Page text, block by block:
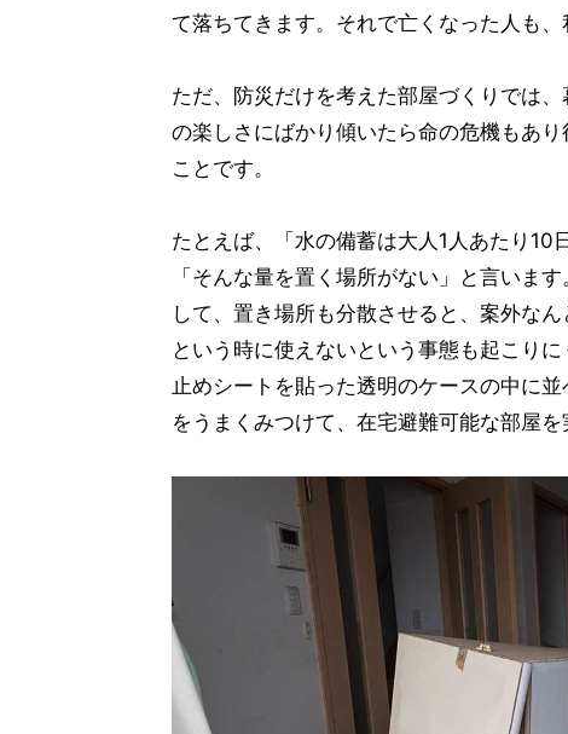
て落ちてきます。それで亡くなった人も、
ただ、防災だけを考えた部屋づくりでは
の楽しさにばかり傾いたら命の危機もあ
ことです。
たとえば、「水の備蓄は大人1人あたり
「そんな量を置く場所がない」と言いま
して、置き場所も分散させると、案外な
という時に使えないという事態も起こり
止めシートを貼った透明のケースの中に
をうまくみつけて、在宅避難可能な部屋を